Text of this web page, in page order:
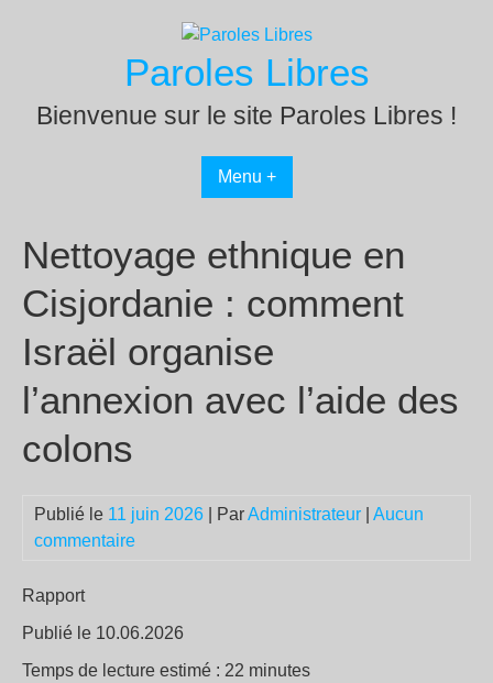
Paroles Libres
Bienvenue sur le site Paroles Libres !
Menu +
Nettoyage ethnique en
Cisjordanie : comment
Israël organise
l’annexion avec l’aide des
colons
Publié le 11 juin 2026 | ParAdministrateur
Aucun
commentaire
Rapport
Publié le 10.06.2026
Temps de lecture estimé : 22 minutes